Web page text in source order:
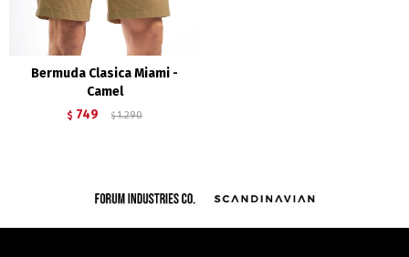
Bermuda Clasica Miami -
Camel
$ 749 $ 1.290